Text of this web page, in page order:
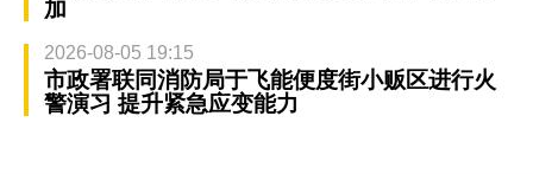
加
2026-08-05 19:15
市政署联同消防局于飞能便度街小贩区进行火
警演习 提升紧急应变能力